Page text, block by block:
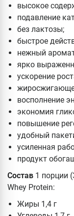
высокое
подавление
без лактозы;
быстрое
нежный
ярко
ускорение
восполнение
экономия
повышение
удобный
усиленная
продукт
Состав 1 порции
Whey Protein:
Жиры 1,4 г